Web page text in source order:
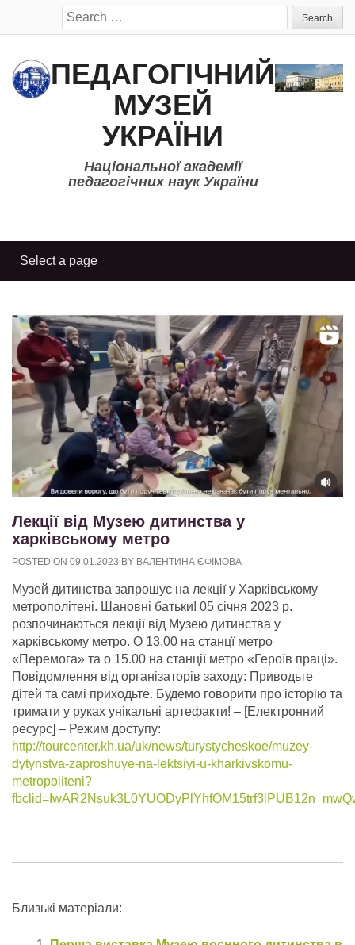
Search
for:
ПЕДАГОГІЧНИЙ
МУЗЕЙ
УКРАЇНИ
Національної академії
педагогічних наук України
Лекції від Музею дитинства у
харківському метро
POSTED ON 09.01.2023 BY ВАЛЕНТИНА ЄФІМОВА
Музей дитинства запрошує на лекції у Харківському
метрополітені. Шановні батьки! 05 січня 2023 р.
розпочинаються лекції від Музею дитинства у
харківському метро. О 13.00 на станцї метро
«Перемога» та о 15.00 на станції метро «Героїв праці».
Повідомлення від організаторів заходу: Приводьте
дітей та самі приходьте. Будемо говорити про історію та
тримати у руках унікальні артефакти! – [Електронний
ресурс] – Режим доступу:
http://tourcenter.kh.ua/uk/news/turystycheskoe/muzey-
dytynstva-zaproshuye-na-lektsiyi-u-kharkivskomu-
metropoliteni?
Близькі матеріали: